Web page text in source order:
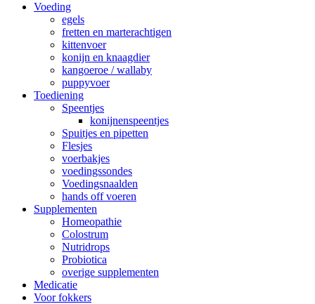
Voeding
egels
fretten en marterachtigen
kittenvoer
konijn en knaagdier
kangoeroe / wallaby
puppyvoer
Toediening
Speentjes
konijnenspeentjes
Spuitjes en pipetten
Flesjes
voerbakjes
voedingssondes
Voedingsnaalden
hands off voeren
Supplementen
Homeopathie
Colostrum
Nutridrops
Probiotica
overige supplementen
Medicatie
Voor fokkers